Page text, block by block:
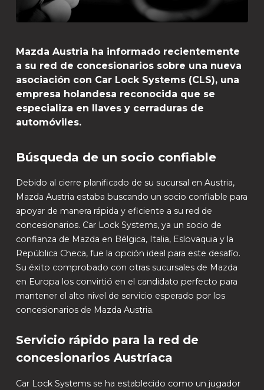
Mazda Austria ha informado recientemente
a su red de concesionarios sobre una nueva
asociación con Car Lock Systems (CLS), una
empresa holandesa reconocida que se
especializa en llaves y cerraduras de
automóviles.
Búsqueda de un socio confiable
Debido al cierre planificado de su sucursal en Austria,
Mazda Austria estaba buscando un socio confiable para
apoyar de manera rápida y eficiente a su red de
concesionarios. Car Lock Systems, ya un socio de
confianza de Mazda en Bélgica, Italia, Eslovaquia y la
República Checa, fue la opción ideal para este desafío.
Su éxito comprobado con otras sucursales de Mazda
en Europa los convirtió en el candidato perfecto para
mantener el alto nivel de servicio esperado por los
concesionarios de Mazda Austria.
Servicio rápido para la red de
concesionarios Austríaca
Car Lock Systems se ha establecido como un jugador